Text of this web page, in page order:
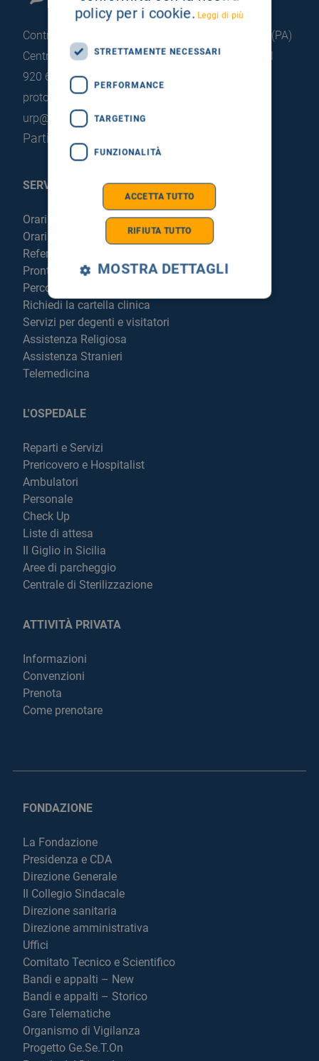
Contrada Pietrapollastra - Pisciotto 90015 Cefalù (PA)
Centralino: +39 0921 920 111 Portineria: +39 0921
920 663
protocollo@pec.hsrgiglio.it
urp@hsrgiglio.it
Partita IVA: 05205490823
SERVIZI AL PAZIENTE
Orari sportelli
Orari visite
Referti online
Pronto Soccorso
Percorso chirurgico live
Richiedi la cartella clinica
Servizi per degenti e visitatori
Assistenza Religiosa
Assistenza Stranieri
Telemedicina
L'OSPEDALE
Reparti e Servizi
Prericovero e Hospitalist
Ambulatori
Personale
Check Up
Liste di attesa
Il Giglio in Sicilia
Aree di parcheggio
Centrale di Sterilizzazione
ATTIVITÀ PRIVATA
Informazioni
Convenzioni
Prenota
Come prenotare
FONDAZIONE
La Fondazione
Presidenza e CDA
Direzione Generale
Il Collegio Sindacale
Direzione sanitaria
Direzione amministrativa
Uffici
Comitato Tecnico e Scientifico
Bandi e appalti – New
Bandi e appalti – Storico
Gare Telematiche
Organismo di Vigilanza
Progetto Ge.Se.T.On
policy per i cookie. Leggi di più
STRETTAMENTE NECESSARI
PERFORMANCE
TARGETING
FUNZIONALITÀ
ACCETTA TUTTO
RIFIUTA TUTTO
MOSTRA DETTAGLI